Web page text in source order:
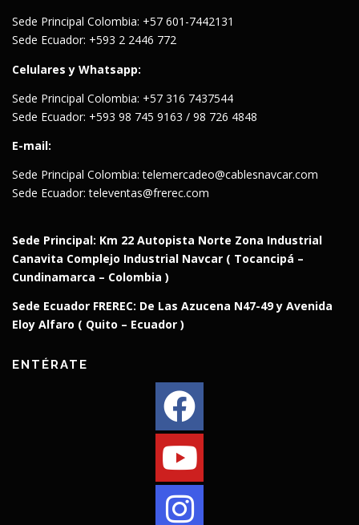
Sede Principal Colombia: +57 601-7442131
Sede Ecuador: +593 2 2446 772
Celulares y Whatsapp:
Sede Principal Colombia: +57 316 7437544
Sede Ecuador: +593 98 745 9163 / 98 726 4848
E-mail:
Sede Principal Colombia: telemercadeo@cablesnavcar.com
Sede Ecuador: televentas@frerec.com
Sede Principal: Km 22 Autopista Norte Zona Industrial
Canavita Complejo Industrial Navcar ( Tocancipá –
Cundinamarca – Colombia )
Sede Ecuador FREREC: De Las Azucena N47-49 y Avenida
Eloy Alfaro ( Quito – Ecuador )
ENTÉRATE